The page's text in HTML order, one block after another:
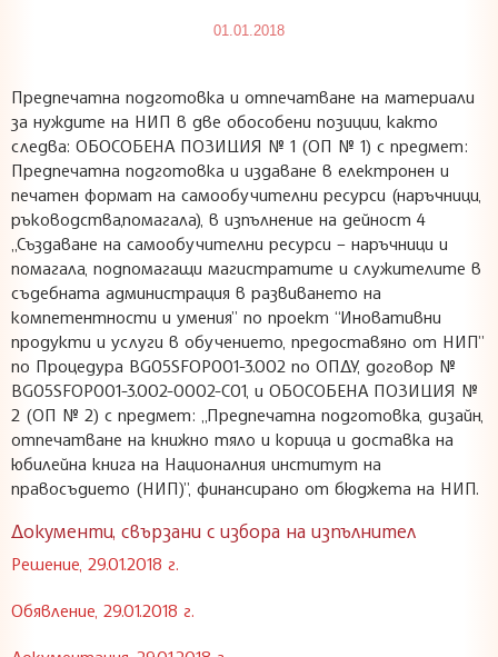
01.01.2018
Предпечатна подготовка и отпечатване на материали
за нуждите на НИП в две обособени позиции, както
следва: ОБОСОБЕНА ПОЗИЦИЯ № 1 (ОП № 1) с предмет:
Предпечатна подготовка и издаване в електронен и
печатен формат на самообучителни ресурси (наръчници,
ръководства,помагала), в изпълнение на дейност 4
„Създаване на самообучителни ресурси – наръчници и
помагала, подпомагащи магистратите и служителите в
съдебната администрация в развиването на
компетентности и умения” по проект “Иновативни
продукти и услуги в обучението, предоставяно от НИП”
по Процедура BG05SFOP001-3.002 по ОПДУ, договор №
BG05SFOP001-3.002-0002-C01, и ОБОСОБЕНА ПОЗИЦИЯ №
2 (ОП № 2) с предмет: „Предпечатна подготовка, дизайн,
отпечатване на книжно тяло и корица и доставка на
юбилейна книга на Националния институт на
правосъдието (НИП)”, финансирано от бюджета на НИП.
Документи, свързани с избора на изпълнител
Решение, 29.01.2018 г.
Обявление, 29.01.2018 г.